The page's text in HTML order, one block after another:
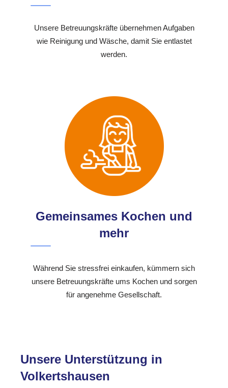
Unsere Betreuungskräfte übernehmen Aufgaben
wie Reinigung und Wäsche, damit Sie entlastet
werden.
Gemeinsames Kochen und
mehr
Während Sie stressfrei einkaufen, kümmern sich
unsere Betreuungskräfte ums Kochen und sorgen
für angenehme Gesellschaft.
Unsere Unterstützung in
Volkertshausen